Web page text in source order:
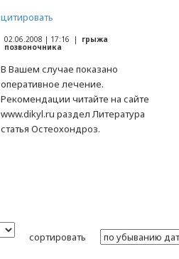
цитировать
02.06.2008 | 17:16 | грыжа
позвоночника
В Вашем случае показано
оперативное лечение.
Рекомендации читайте на сайте
www.dikyl.ru раздел Литература
статья Остеохондроз.
сортировать